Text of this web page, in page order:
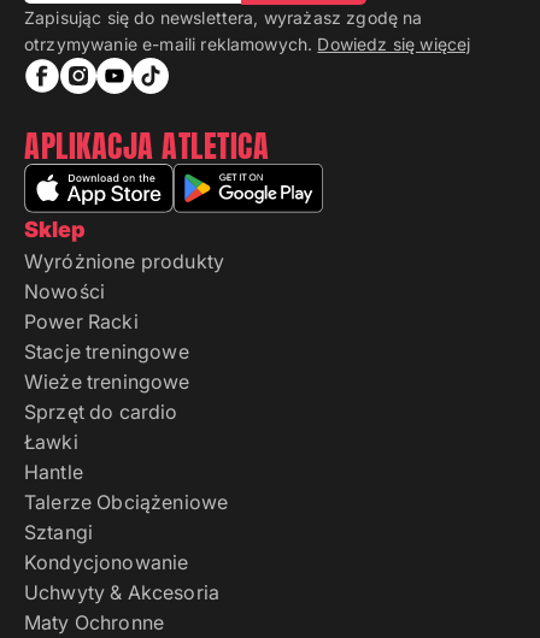
Sklep
Wyróżnione produkty
Nowości
Power Racki
Stacje treningowe
Wieże treningowe
Sprzęt do cardio
Ławki
Hantle
Talerze Obciążeniowe
Sztangi
Kondycjonowanie
Uchwyty & Akcesoria
Maty Ochronne
Zapisując się do newslettera, wyrażasz zgodę na
otrzymywanie e-maili reklamowych. Dowiedz się więcej
APLIKACJA ATLETICA